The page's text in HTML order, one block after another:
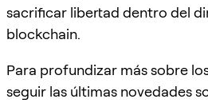
sacrificar libertad dentro del
blockchain.
Para profundizar más sobre
seguir las últimas novedades